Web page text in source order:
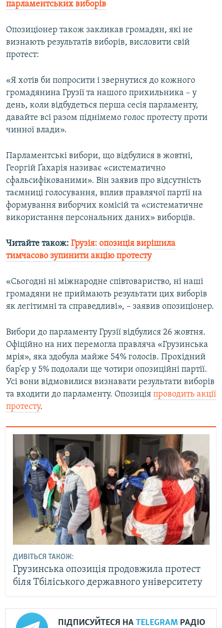
парламентських виборів
Опозиціонер також закликав громадян, які не
визнають результатів виборів, висловити свій
протест:
«Я хотів би попросити і звернутися до кожного
громадянина Грузії та нашого прихильника – у
день, коли відбудеться перша сесія парламенту,
давайте всі разом піднімемо голос протесту проти
чинної влади».
Парламентські вибори, що відбулися в жовтні,
Георгій Ґахарія називає «систематично
сфальсифікованими». Він заявив про відсутність
таємниці голосування, вплив правлячої партії на
формування виборчих комісій та «систематичне
використання персональних даних» виборців.
Читайте також: Грузія: опозиція вирішила
тимчасово зупинити акцію протесту
«Сьогодні ні міжнародне співтовариство, ні наші
громадяни не приймають результати цих виборів
як легітимні та справедливі», – заявив опозиціонер.
Вибори до парламенту Грузії відбулися 26 жовтня.
Офіційно на них перемогла правляча «Грузинська
мрія», яка здобула майже 54% голосів. Прохідний
бар’єр у 5% подолали ще чотири опозиційні партії.
Усі вони відмовилися визнавати результати виборів
та входити до парламенту. Опозиція проводить акції
протесту.
ДИВІТЬСЯ ТАКОЖ:
Грузинська опозиція продовжила протест
біля Тбіліського державного університету
ПІДПИСУЙТЕСЯ НА TELEGRAM РАДІО